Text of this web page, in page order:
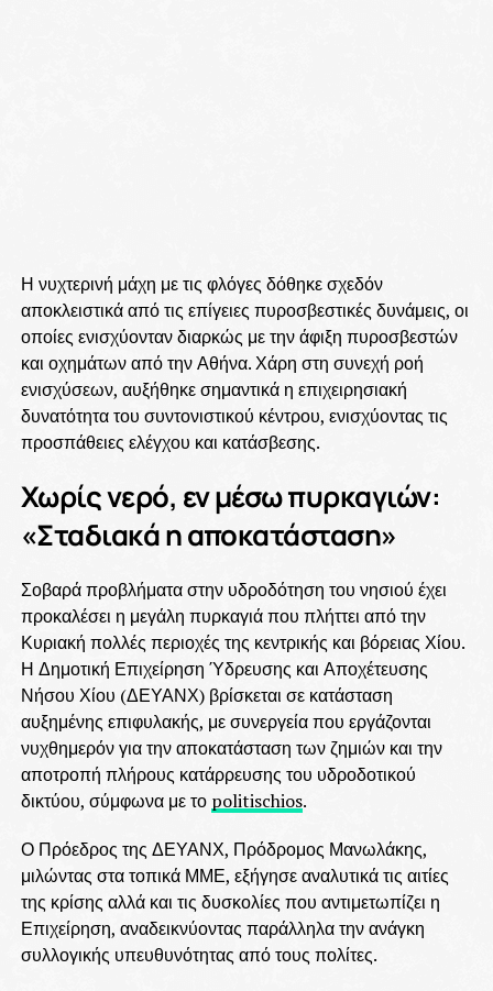
Η νυχτερινή μάχη με τις φλόγες δόθηκε σχεδόν
αποκλειστικά από τις επίγειες πυροσβεστικές δυνάμεις, οι
οποίες ενισχύονταν διαρκώς με την άφιξη πυροσβεστών
και οχημάτων από την Αθήνα. Χάρη στη συνεχή ροή
ενισχύσεων, αυξήθηκε σημαντικά η επιχειρησιακή
δυνατότητα του συντονιστικού κέντρου, ενισχύοντας τις
προσπάθειες ελέγχου και κατάσβεσης.
Χωρίς νερό, εν μέσω πυρκαγιών:
«Σταδιακά η αποκατάσταση»
Σοβαρά προβλήματα στην υδροδότηση του νησιού έχει
προκαλέσει η μεγάλη πυρκαγιά που πλήττει από την
Κυριακή πολλές περιοχές της κεντρικής και βόρειας Χίου.
Η Δημοτική Επιχείρηση Ύδρευσης και Αποχέτευσης
Νήσου Χίου (ΔΕΥΑΝΧ) βρίσκεται σε κατάσταση
αυξημένης επιφυλακής, με συνεργεία που εργάζονται
νυχθημερόν για την αποκατάσταση των ζημιών και την
αποτροπή πλήρους κατάρρευσης του υδροδοτικού
δικτύου, σύμφωνα με το politischios.
Ο Πρόεδρος της ΔΕΥΑΝΧ, Πρόδρομος Μανωλάκης,
μιλώντας στα τοπικά ΜΜΕ, εξήγησε αναλυτικά τις αιτίες
της κρίσης αλλά και τις δυσκολίες που αντιμετωπίζει η
Επιχείρηση, αναδεικνύοντας παράλληλα την ανάγκη
συλλογικής υπευθυνότητας από τους πολίτες.